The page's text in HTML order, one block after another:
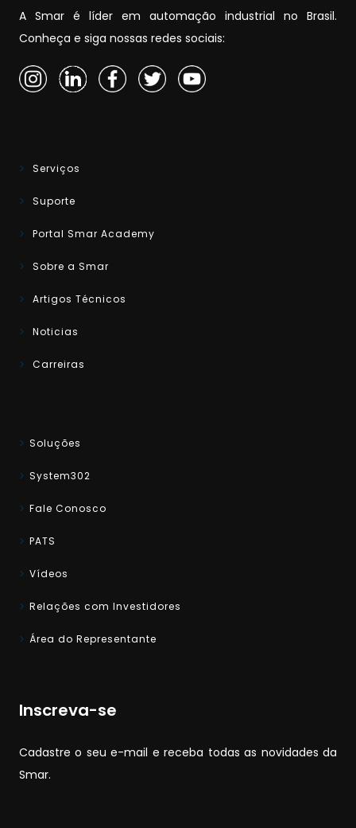
A Smar é líder em automação industrial no Brasil.
Conheça e siga nossas redes sociais:
Serviços
Suporte
Portal Smar Academy
Sobre a Smar
Artigos Técnicos
Noticias
Carreiras
Soluções
System302
Fale Conosco
PATS
Vídeos
Relações com Investidores
Área do Representante
Inscreva-se
Cadastre o seu e-mail e receba todas as novidades da
Smar.